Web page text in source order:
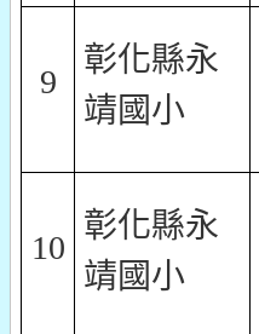
9
彰化縣永
靖國小
10
彰化縣永
靖國小